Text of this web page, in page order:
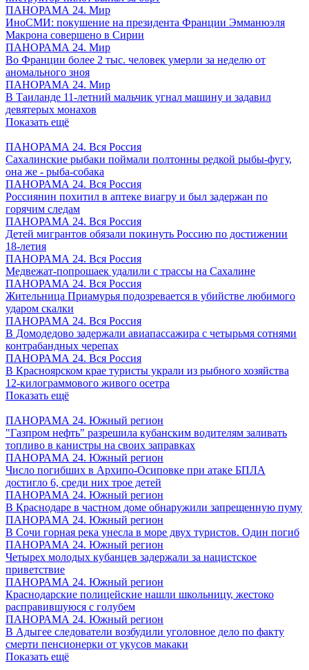
ПАНОРАМА 24. Мир
ИноСМИ: покушение на президента Франции Эмманюэля
Макрона совершено в Сирии
ПАНОРАМА 24. Мир
Во Франции более 2 тыс. человек умерли за неделю от
аномального зноя
ПАНОРАМА 24. Мир
В Таиланде 11-летний мальчик угнал машину и задавил
девятерых монахов
Показать ещё
ПАНОРАМА 24. Вся Россия
Сахалинские рыбаки поймали полтонны редкой рыбы-фугу,
она же - рыба-собака
ПАНОРАМА 24. Вся Россия
Россиянин похитил в аптеке виагру и был задержан по
горячим следам
ПАНОРАМА 24. Вся Россия
Детей мигрантов обязали покинуть Россию по достижении
18-летия
ПАНОРАМА 24. Вся Россия
Медвежат-попрошаек удалили с трассы на Сахалине
ПАНОРАМА 24. Вся Россия
Жительница Приамурья подозревается в убийстве любимого
ударом скалки
ПАНОРАМА 24. Вся Россия
В Домодедово задержали авиапассажира с четырьмя сотнями
контрабандных черепах
ПАНОРАМА 24. Вся Россия
В Красноярском крае туристы украли из рыбного хозяйства
12-килограммового живого осетра
Показать ещё
ПАНОРАМА 24. Южный регион
"Газпром нефть" разрешила кубанским водителям заливать
топливо в канистры на своих заправках
ПАНОРАМА 24. Южный регион
Число погибших в Архипо-Осиповке при атаке БПЛА
достигло 6, среди них трое детей
ПАНОРАМА 24. Южный регион
В Краснодаре в частном доме обнаружили запрещенную пуму
ПАНОРАМА 24. Южный регион
В Сочи горная река унесла в море двух туристов. Один погиб
ПАНОРАМА 24. Южный регион
Четырех молодых кубанцев задержали за нацистское
приветствие
ПАНОРАМА 24. Южный регион
Краснодарские полицейские нашли школьницу, жестоко
расправившуюся с голубем
ПАНОРАМА 24. Южный регион
В Адыгее следователи возбудили уголовное дело по факту
смерти пенсионерки от укусов макаки
Показать ещё